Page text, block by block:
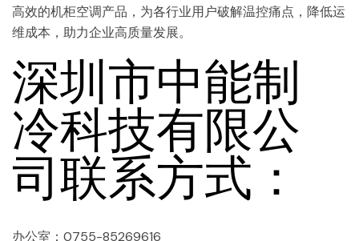
高效的机柜空调产品，为各行业用户破解温控痛点，降低运
维成本，助力企业高质量发展。
深圳市中能制
冷科技有限公
司联系方式：
办公室：0755-85269616